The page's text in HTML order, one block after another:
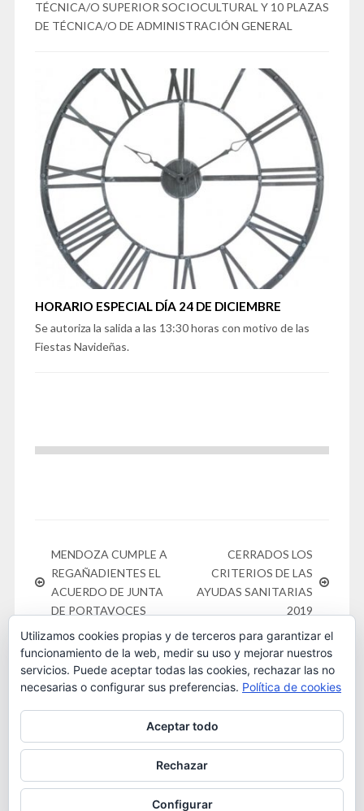
TÉCNICA/O SUPERIOR SOCIOCULTURAL Y 10 PLAZAS
DE TÉCNICA/O DE ADMINISTRACIÓN GENERAL
HORARIO ESPECIAL DÍA 24 DE DICIEMBRE
Se autoriza la salida a las 13:30 horas con motivo de las
Fiestas Navideñas.
MENDOZA CUMPLE A
REGAÑADIENTES EL
ACUERDO DE JUNTA
DE PORTAVOCES
CERRADOS LOS
CRITERIOS DE LAS
AYUDAS SANITARIAS
2019
Este obra está bajo unalicencia de Creative Commons
Reconocimiento-NoComercial 4.0 Internacional. 2016
OSTA
Utilizamos cookies propias y de terceros para garantizar el
funcionamiento de la web, medir su uso y mejorar nuestros
servicios. Puede aceptar todas las cookies, rechazar las no
necesarias o configurar sus preferencias. Política de cookies
Aceptar todo
Rechazar
Configurar